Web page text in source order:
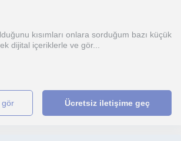
kısımları onlara sorduğum bazı küçük
dijital içeriklerle ve gör...
gör Ücretsiz iletişime geç